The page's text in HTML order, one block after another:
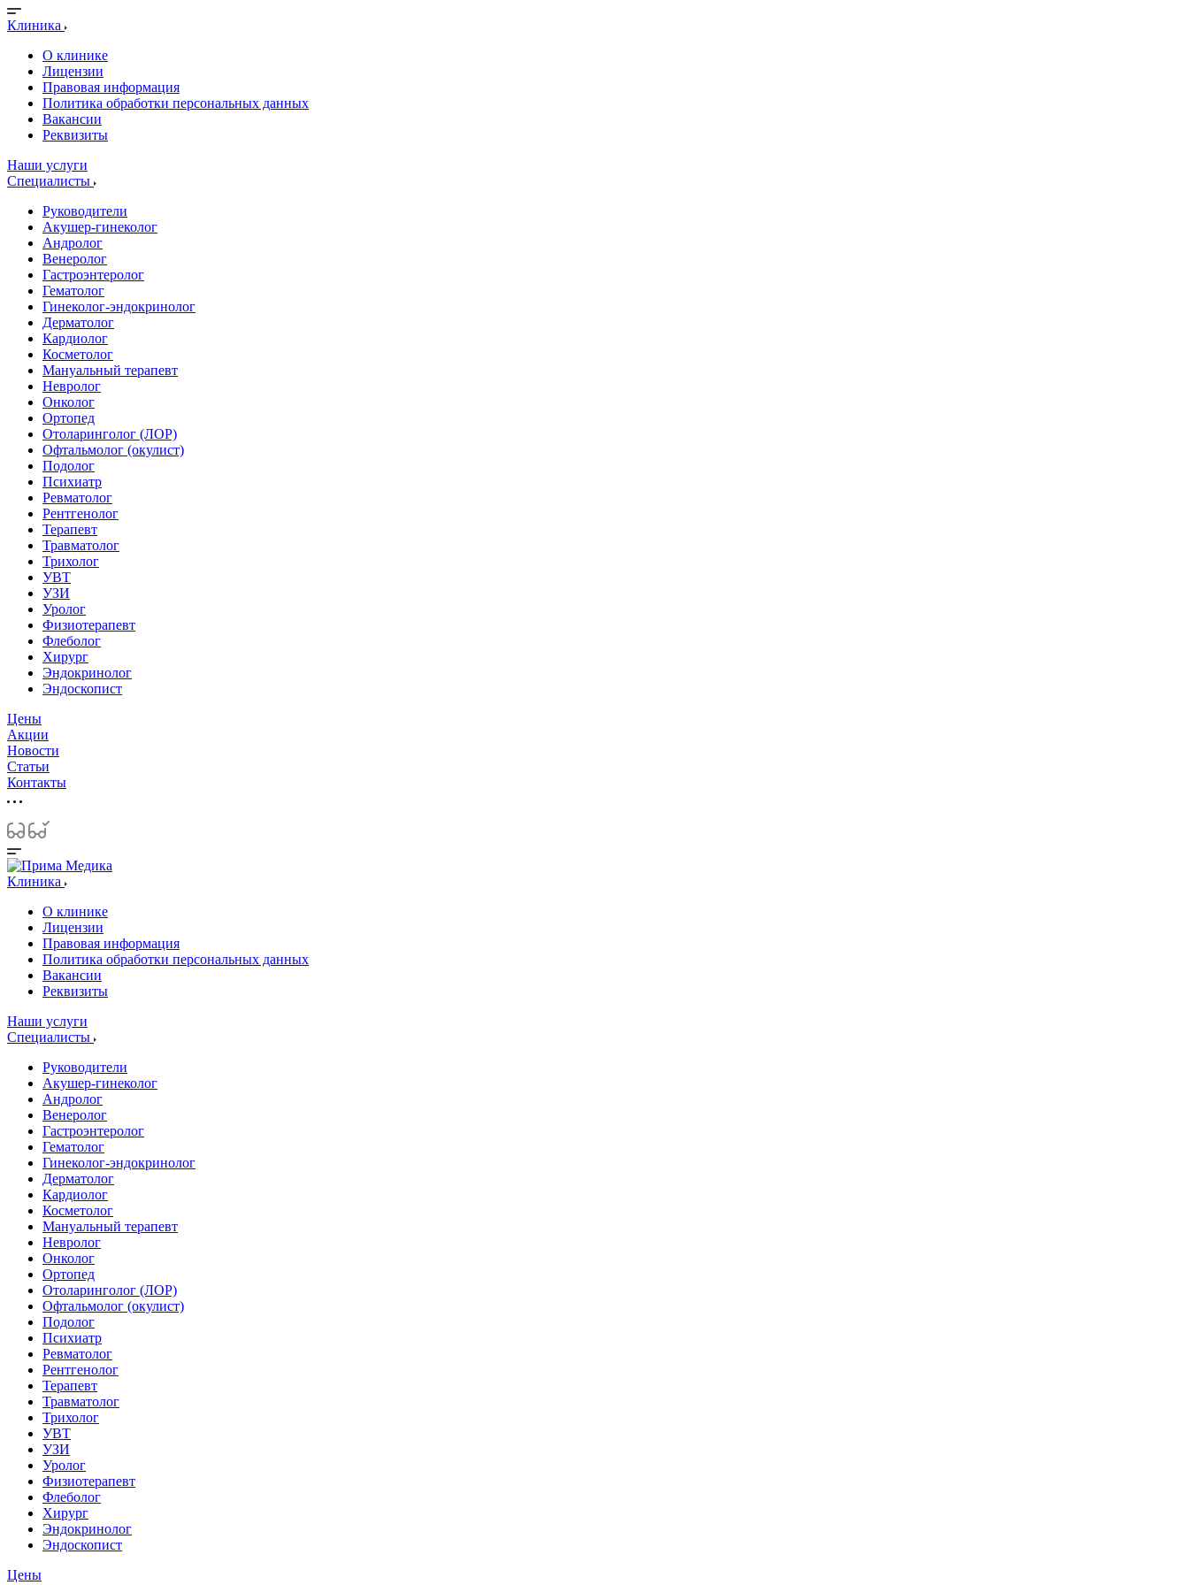
Клиника
О клинике
Лицензии
Правовая информация
Политика обработки персональных данных
Вакансии
Реквизиты
Наши услуги
Специалисты
Руководители
Акушер-гинеколог
Андролог
Венеролог
Гастроэнтеролог
Гематолог
Гинеколог-эндокринолог
Дерматолог
Кардиолог
Косметолог
Мануальный терапевт
Невролог
Онколог
Ортопед
Отоларинголог (ЛОР)
Офтальмолог (окулист)
Подолог
Психиатр
Ревматолог
Рентгенолог
Терапевт
Травматолог
Трихолог
УВТ
УЗИ
Уролог
Физиотерапевт
Флеболог
Хирург
Эндокринолог
Эндоскопист
Цены
Акции
Новости
Статьи
Контакты
Клиника
О клинике
Лицензии
Правовая информация
Политика обработки персональных данных
Вакансии
Реквизиты
Наши услуги
Специалисты
Руководители
Акушер-гинеколог
Андролог
Венеролог
Гастроэнтеролог
Гематолог
Гинеколог-эндокринолог
Дерматолог
Кардиолог
Косметолог
Мануальный терапевт
Невролог
Онколог
Ортопед
Отоларинголог (ЛОР)
Офтальмолог (окулист)
Подолог
Психиатр
Ревматолог
Рентгенолог
Терапевт
Травматолог
Трихолог
УВТ
УЗИ
Уролог
Физиотерапевт
Флеболог
Хирург
Эндокринолог
Эндоскопист
Цены